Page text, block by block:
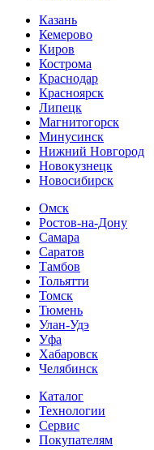
Казань
Кемерово
Киров
Кострома
Краснодар
Красноярск
Липецк
Магнитогорск
Минусинск
Нижний Новгород
Новокузнецк
Новосибирск
Омск
Ростов-на-Дону
Самара
Саратов
Тамбов
Тольятти
Томск
Тюмень
Улан-Удэ
Уфа
Хабаровск
Челябинск
Каталог
Технологии
Сервис
Покупателям